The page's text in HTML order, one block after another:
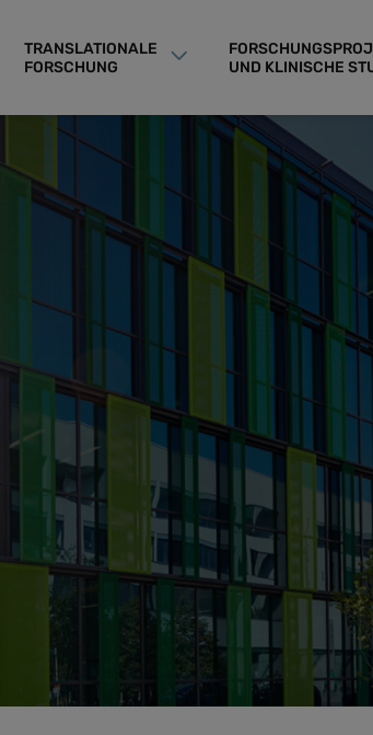
TRANSLATIONALE
FORSCHUNG
UND KLINISCHE